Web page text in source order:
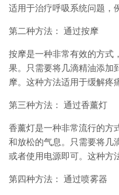
适用于治疗呼吸系统问题，
第二种方法： 通过按摩
按摩是一种非常有效的方式
果。只需要将几滴精油添加
摩。这种方法适用于缓解疼
第三种方法： 通过香薰灯
香薰灯是一种非常流行的方
和放松的气息。只需要将几
或者使用电源即可。这种方
第四种方法： 通过喷雾器